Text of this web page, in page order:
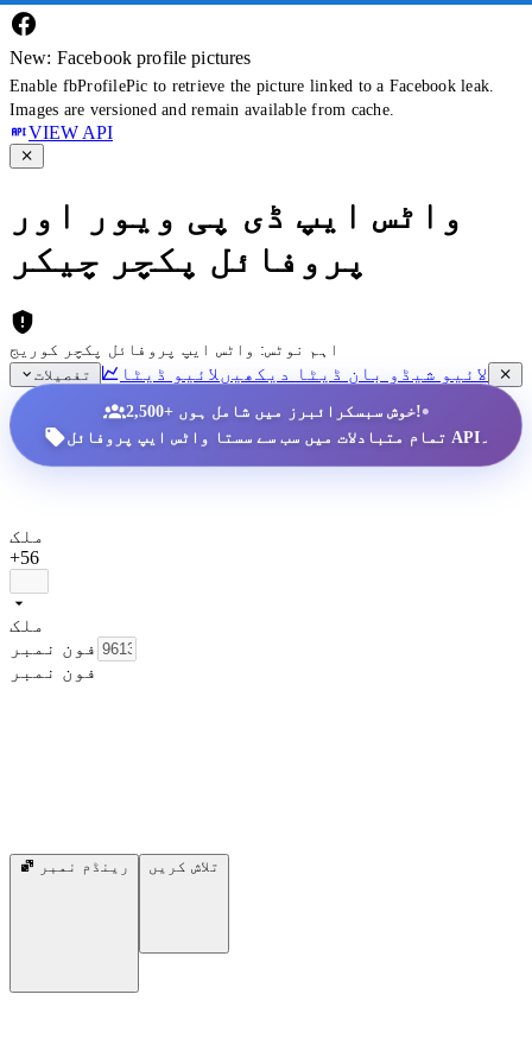
New: Facebook profile pictures
Enable fbProfilePic to retrieve the picture linked to a Facebook leak.
Images are versioned and remain available from cache.
VIEW API
واٹس ایپ ڈی پی ویور اور
پروفائل پکچر چیکر
اہم نوٹس: واٹس ایپ پروفائل پکچر کوریج
تفصیلات
لائیو شیڈو بان ڈیٹا دیکھیں لائیو ڈیٹا
2,500+ خوش سبسکرائبرز میں شامل ہوں!•
تمام متبادلات میں سب سے سستا واٹس ایپ پروفائل API۔
ملک
+56
ملک
فون نمبر
فون نمبر
رینڈم نمبر تلاش کریں